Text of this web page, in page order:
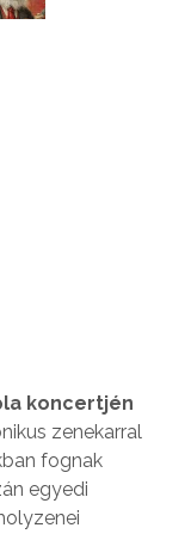
koncertjén
zenekarral
fognak
egyedi